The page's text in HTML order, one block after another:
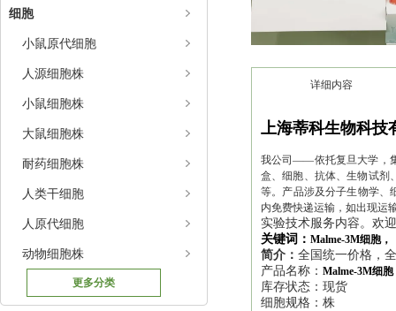
细胞
小鼠原代细胞
人源细胞株
小鼠细胞株
大鼠细胞株
耐药细胞株
人类干细胞
人原代细胞
动物细胞株
更多分类
详细内容
上海蒂科生物科技
我公司——依托复旦大学，
盒、细胞、抗体、生物试剂
等。产品涉及分子生物学、
内免费快递运输，如出现运
实验技术服务内容。欢
关键词： Malme-3M细胞，
简介： 全国统一价格，
产品名称： Malme-3M细
库存状态：现货
细胞规格：株